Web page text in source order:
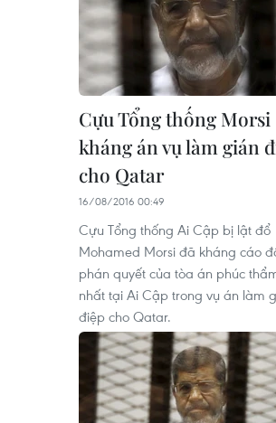
Cựu Tổng thống Morsi
kháng án vụ làm gián
cho Qatar
16/08/2016 00:49
Cựu Tổng thống Ai Cập bị lật đổ
Mohamed Morsi đã kháng cáo
phán quyết của tòa án phúc
nhất tại Ai Cập trong vụ án làm
điệp cho Qatar.